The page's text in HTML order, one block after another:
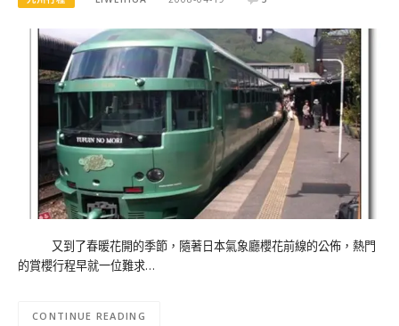
又到了春暖花開的季節，隨著日本氣象廳櫻花前線的公佈，熱門
的賞櫻行程早就一位難求…
CONTINUE READING